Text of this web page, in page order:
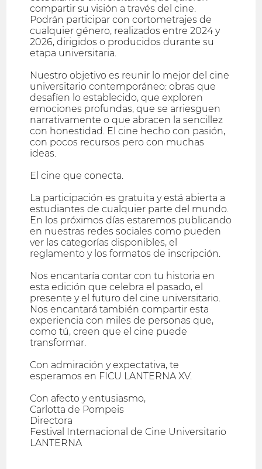
compartir su visión a través del cine.
Podrán participar con cortometrajes de
cualquier género, realizados entre 2024 y
2026, dirigidos o producidos durante su
etapa universitaria.
Nuestro objetivo es reunir lo mejor del cine
universitario contemporáneo: obras que
desafíen lo establecido, que exploren
emociones profundas, que se arriesguen
narrativamente o que abracen la sencillez
con honestidad. El cine hecho con pasión,
con pocos recursos pero con muchas
ideas.
El cine que conecta.
La participación es gratuita y está abierta a
estudiantes de cualquier parte del mundo.
En los próximos días estaremos publicando
en nuestras redes sociales como pueden
ver las categorías disponibles, el
reglamento y los formatos de inscripción.
Nos encantaría contar con tu historia en
esta edición que celebra el pasado, el
presente y el futuro del cine universitario.
Nos encantará también compartir esta
experiencia con miles de personas que,
como tú, creen que el cine puede
transformar.
Con admiración y expectativa, te
esperamos en FICU LANTERNA XV.
Con afecto y entusiasmo,
Carlotta de Pompeis
Directora
Festival Internacional de Cine Universitario
LANTERNA